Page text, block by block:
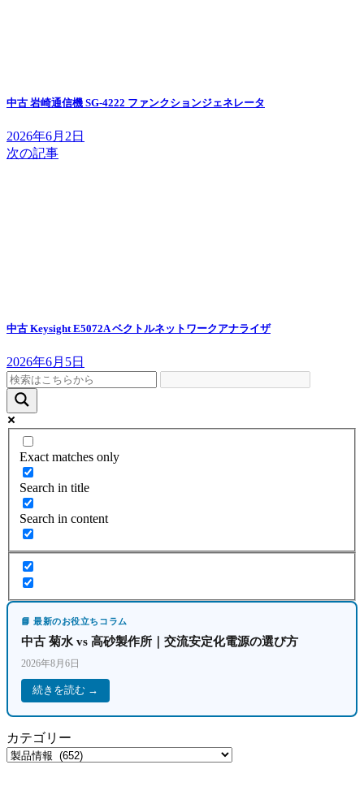
中古 岩崎通信機 SG-4222 ファンクションジェネレータ
2026年6月2日
次の記事
中古 Keysight E5072A ベクトルネットワークアナライザ
2026年6月5日
Exact matches only
Search in title
Search in content
📘 最新のお役立ちコラム
中古 菊水 vs 高砂製作所｜交流安定化電源の選び方
2026年8月6日
続きを読む →
カテゴリー